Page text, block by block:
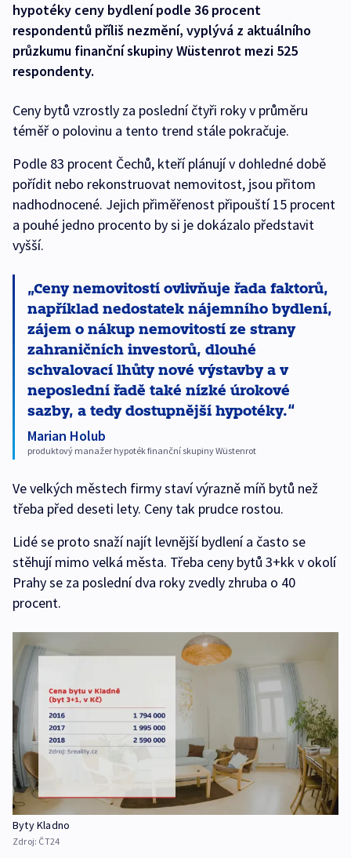
hypotéky ceny bydlení podle 36 procent
respondentů příliš nezmění, vyplývá z aktuálního
průzkumu finanční skupiny Wüstenrot mezi 525
respondenty.
Ceny bytů vzrostly za poslední čtyři roky v průměru
téměř o polovinu a tento trend stále pokračuje.
Podle 83 procent Čechů, kteří plánují v dohledné době
pořídit nebo rekonstruovat nemovitost, jsou přitom
nadhodnocené. Jejich přiměřenost připouští 15 procent
a pouhé jedno procento by si je dokázalo představit
vyšší.
Ceny nemovitostí ovlivňuje řada faktorů,
například nedostatek nájemního bydlení,
zájem o nákup nemovitostí ze strany
zahraničních investorů, dlouhé
schvalovací lhůty nové výstavby a v
neposlední řadě také nízké úrokové
sazby, a tedy dostupnější hypotéky.
Marian Holub
produktový manažer hypoték finanční skupiny Wüstenrot
Ve velkých městech firmy staví výrazně míň bytů než
třeba před deseti lety. Ceny tak prudce rostou.
Lidé se proto snaží najít levnější bydlení a často se
stěhují mimo velká města. Třeba ceny bytů 3+kk v okolí
Prahy se za poslední dva roky zvedly zhruba o 40
procent.
Byty Kladno
Zdroj: ČT24